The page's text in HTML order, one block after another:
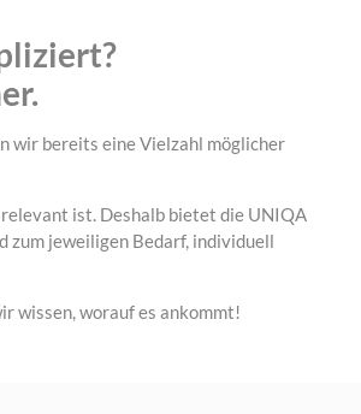
wir bereits eine Vielzahl möglicher
ist. Deshalb bietet die UNIQA
zum jeweiligen Bedarf, individuell
wissen, worauf es ankommt!